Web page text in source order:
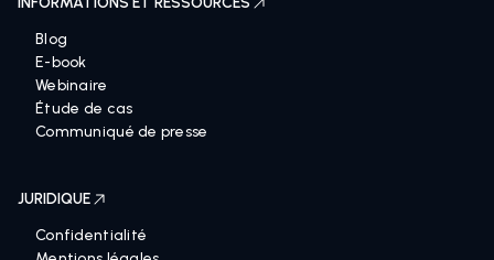
Blog
E-book
Webinaire
Étude de cas
Communiqué de presse
JURIDIQUE
Confidentialité